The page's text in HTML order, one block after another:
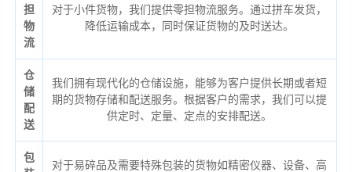
担
物
流
对于小件货物，我们提供零担物流服务。通过拼车发货，
降低运输成本，同时保证货物的及时送达。
仓
储
配
送
我们拥有现代化的仓储设施，能够为客户提供长期或者短
期的货物存储和配送服务。根据客户的需求，我们可以提
供定时、定量、定点的安排配送。
包
对于易碎品及需要特殊包装的货物如精密仪器、设备、高